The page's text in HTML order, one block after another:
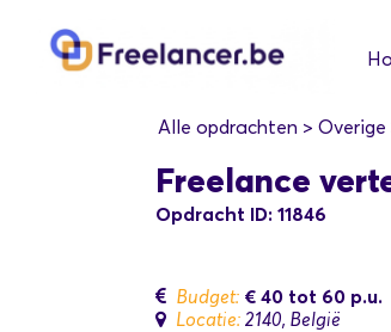
Alle opdrachten > Overige
Freelance
Opdracht ID: 11846
Budget: € 40 tot 60 p.u.
Locatie: 2140, België